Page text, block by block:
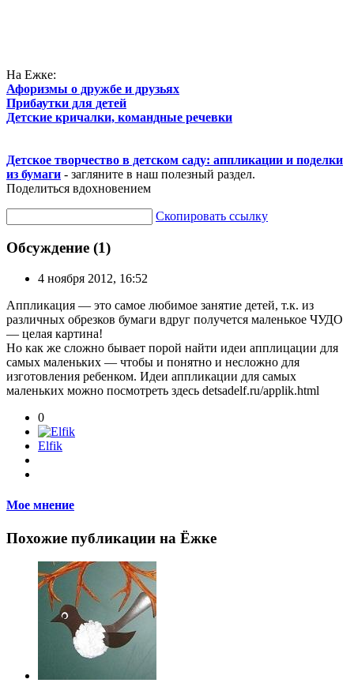
На Ежке:
Афоризмы о дружбе и друзьях
Прибаутки для детей
Детские кричалки, командные речевки
Детское творчество в детском саду: аппликации и поделки
из бумаги - загляните в наш полезный раздел.
Поделиться вдохновением
Скопировать ссылку
Обсуждение (1)
4 ноября 2012, 16:52
Аппликация — это самое любимое занятие детей, т.к. из
различных обрезков бумаги вдруг получется маленькое ЧУДО
— целая картина!
Но как же сложно бывает порой найти идеи апплицации для
самых маленьких — чтобы и понятно и несложно для
изготовления ребенком. Идеи аппликации для самых
маленьких можно посмотреть здесь detsadelf.ru/applik.html
0
Elfik
Мое мнение
Похожие публикации на Ёжке